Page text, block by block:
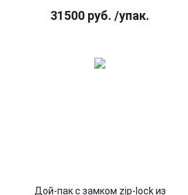
31500 руб. /упак.
Дой-пак с замком zip-lock из